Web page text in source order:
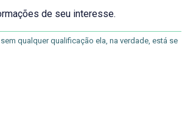
de seu interesse.
qualquer qualificação ela, na verdade, está se